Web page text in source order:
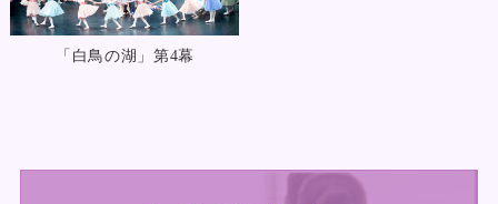
「白鳥の湖」第4幕